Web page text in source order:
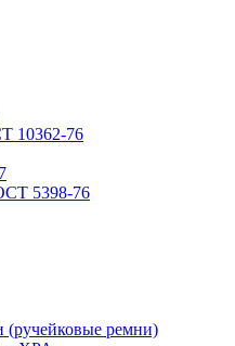
10362-76
5398-76
ремни)